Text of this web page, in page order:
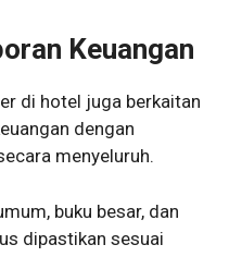
Keuangan
di hotel juga berkaitan
dengan
menyeluruh.
buku besar, dan
dipastikan sesuai